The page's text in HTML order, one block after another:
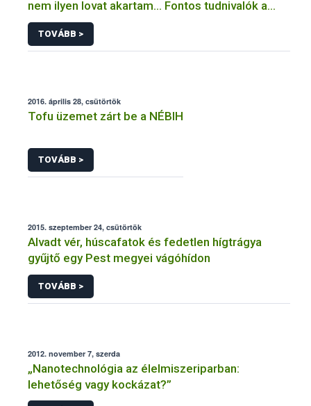
nem ilyen lovat akartam… Fontos tudnivalók a
fedeztetésekkel kapcsolatos előírásokról
TOVÁBB >
2016. április 28, csütörtök
Tofu üzemet zárt be a NÉBIH
TOVÁBB >
2015. szeptember 24, csütörtök
Alvadt vér, húscafatok és fedetlen hígtrágya
gyűjtő egy Pest megyei vágóhídon
TOVÁBB >
2012. november 7, szerda
„Nanotechnológia az élelmiszeriparban:
lehetőség vagy kockázat?”